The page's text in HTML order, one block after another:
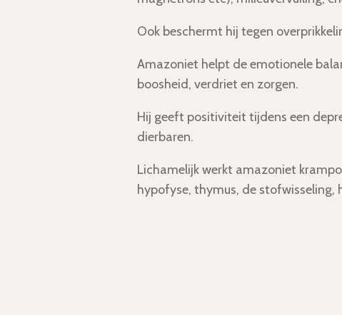
Ook beschermt hij tegen
Amazoniet helpt de emotionele
boosheid, verdriet en zorgen.
Hij geeft positiviteit tijdens een
dierbaren.
Lichamelijk werkt amazoniet
hypofyse, thymus, de